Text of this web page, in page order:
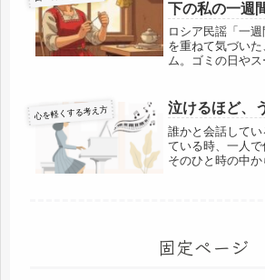
下の私の一週
ロシア民謡「一
を重ねて気づい
ム。ゴミの日や
心を軽くする考え方 泣けるほど、
誰かと会話してい
ている時、一人で
そのひと時の中か
固定ページ